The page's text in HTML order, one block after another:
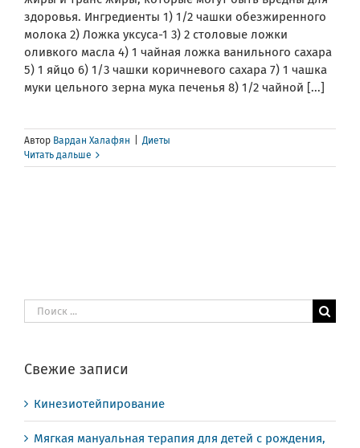
здоровья. Ингредиенты 1) 1/2 чашки обезжиренного
молока 2) Ложка уксуса-1 3) 2 столовые ложки
оливкого масла 4) 1 чайная ложка ванильного сахара
5) 1 яйцо 6) 1/3 чашки коричневого сахара 7) 1 чашка
муки цельного зерна мука печенья 8) 1/2 чайной [...]
Автор Вардан Халафян
Диеты
Читать дальше
Результат
поиска:
Свежие записи
Кинезиотейпирование
Мягкая мануальная терапия для детей с рождения,